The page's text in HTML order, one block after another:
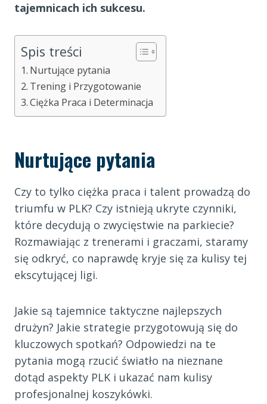
tajemnicach ich sukcesu.
Spis treści
Nurtujące pytania
Trening i Przygotowanie
Ciężka Praca i Determinacja
Nurtujące pytania
Czy to tylko ciężka praca i talent prowadzą do
triumfu w PLK? Czy istnieją ukryte czynniki,
które decydują o zwycięstwie na parkiecie?
Rozmawiając z trenerami i graczami, staramy
się odkryć, co naprawdę kryje się za kulisy tej
ekscytującej ligi.
Jakie są tajemnice taktyczne najlepszych
drużyn? Jakie strategie przygotowują się do
kluczowych spotkań? Odpowiedzi na te
pytania mogą rzucić światło na nieznane
dotąd aspekty PLK i ukazać nam kulisy
profesjonalnej koszykówki.